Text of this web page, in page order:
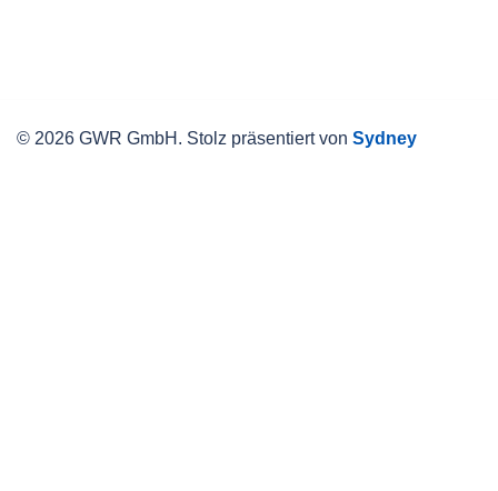
© 2026 GWR GmbH. Stolz präsentiert von Sydney